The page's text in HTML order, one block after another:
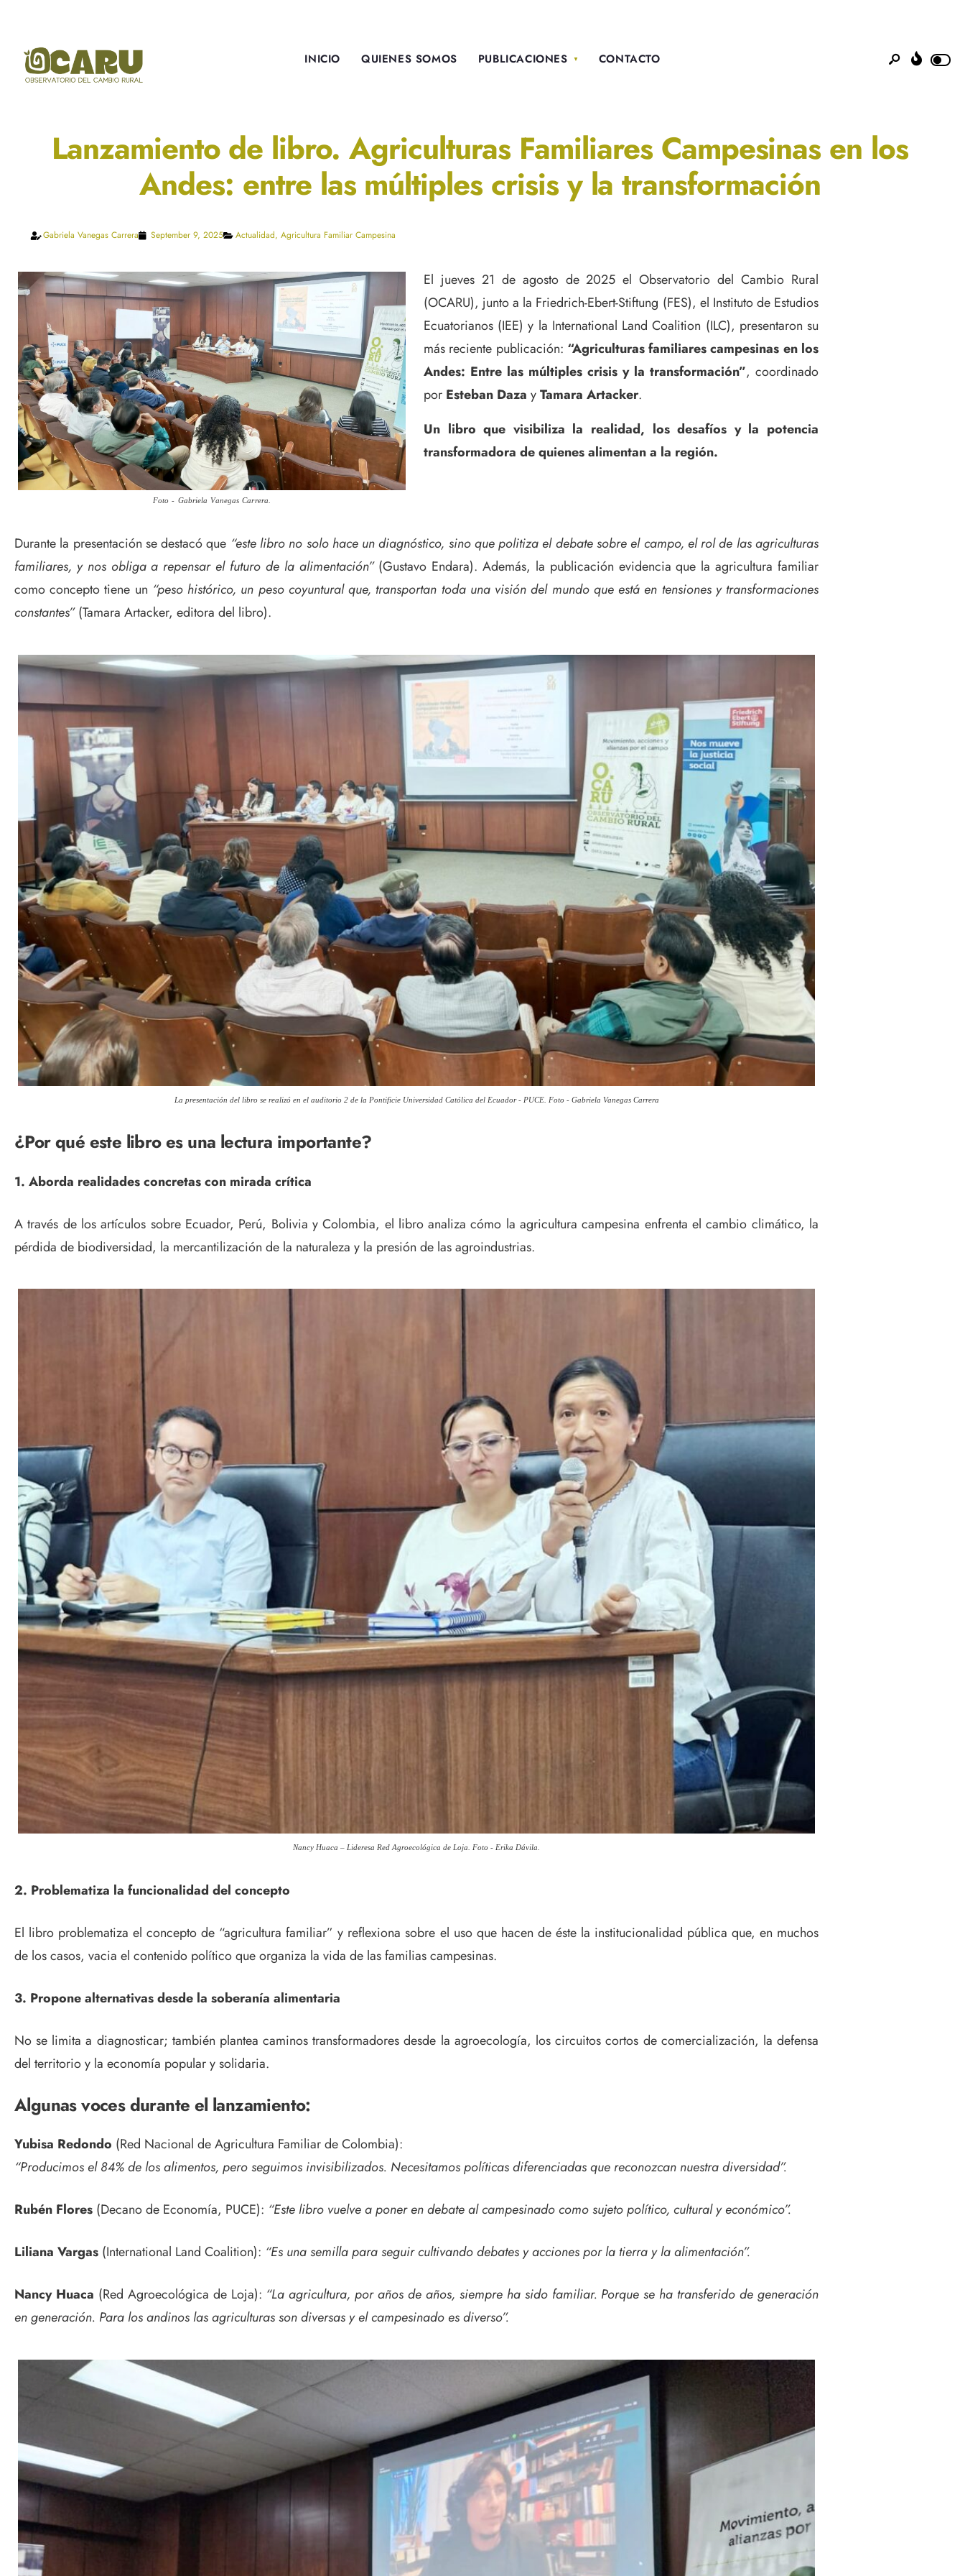
INICIO QUIENES SOMOS PUBLICACIONES CONTACTO
Lanzamiento de libro. Agriculturas Familiares Campesinas en los
Andes: entre las múltiples crisis y la transformación
Gabriela Vanegas Carrera September 9, 2025 Actualidad, Agricultura Familiar Campesina
Foto - Gabriela Vanegas Carrera.
El jueves 21 de agosto de 2025 el Observatorio del Cambio Rural
(OCARU), junto a la Friedrich-Ebert-Stiftung (FES), el Instituto de Estudios
Ecuatorianos (IEE) y la International Land Coalition (ILC), presentaron su
más reciente publicación: “Agriculturas familiares campesinas en los
Andes: Entre las múltiples crisis y la transformación”, coordinado
por Esteban Daza yTamara Artacker.
Un libro que visibiliza la realidad, los desafíos y la potencia
transformadora de quienes alimentan a la región.
Durante la presentación se destacó que “este libro no solo hace un diagnóstico, sino que politiza el debate sobre el campo, el rol de las agriculturas
familiares, y nos obliga a repensar el futuro de la alimentación”(Gustavo Endara). Además, la publicación evidencia que la agricultura familiar
como concepto tiene un “peso histórico, un peso coyuntural que, transportan toda una visión del mundo que está en tensiones y transformaciones
constantes”(Tamara Artacker, editora del libro).
La presentación del libro se realizó en el auditorio 2 de la Pontificie Universidad Católica del Ecuador - PUCE. Foto - Gabriela Vanegas Carrera
¿Por qué este libro es una lectura importante?
1. Aborda realidades concretas con mirada crítica
A través de los artículos sobre Ecuador, Perú, Bolivia y Colombia, el libro analiza cómo la agricultura campesina enfrenta el cambio climático, la
pérdida de biodiversidad, la mercantilización de la naturaleza y la presión de las agroindustrias.
Nancy Huaca – Lideresa Red Agroecológica de Loja. Foto - Erika Dávila.
2. Problematiza la funcionalidad del concepto
El libro problematiza el concepto de “agricultura familiar” y reflexiona sobre el uso que hacen de éste la institucionalidad pública que, en muchos
de los casos, vacia el contenido político que organiza la vida de las familias campesinas.
3. Propone alternativas desde la soberanía alimentaria
No se limita a diagnosticar; también plantea caminos transformadores desde la agroecología, los circuitos cortos de comercialización, la defensa
del territorio y la economía popular y solidaria.
Algunas voces durante el lanzamiento:
Yubisa Redondo (Red Nacional de Agricultura Familiar de Colombia):
“Producimos el 84% de los alimentos, pero seguimos invisibilizados. Necesitamos políticas diferenciadas que reconozcan nuestra diversidad”.
Rubén Flores (Decano de Economía, PUCE): “Este libro vuelve a poner en debate al campesinado como sujeto político, cultural y económico”.
Liliana Vargas (International Land Coalition): “Es una semilla para seguir cultivando debates y acciones por la tierra y la alimentación”.
Nancy Huaca (Red Agroecológica de Loja): “La agricultura, por años de años, siempre ha sido familiar. Porque se ha transferido de generación
en generación. Para los andinos las agriculturas son diversas y el campesinado es diverso”.